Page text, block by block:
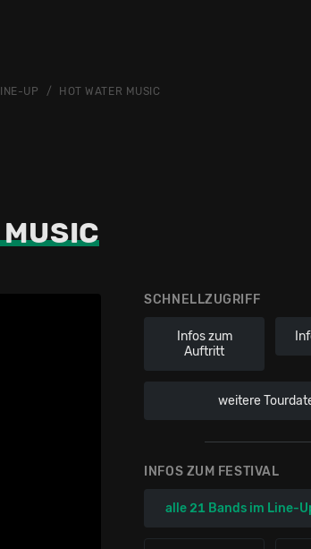
UP HOT WATER MUSIC
SCHNELLZUGRIFF
Infos zum
Auftritt
weitere
INFOS ZUM FESTIVAL
alle 21 Bands im Line-